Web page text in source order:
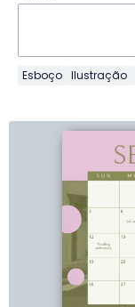
Esboço Ilustração